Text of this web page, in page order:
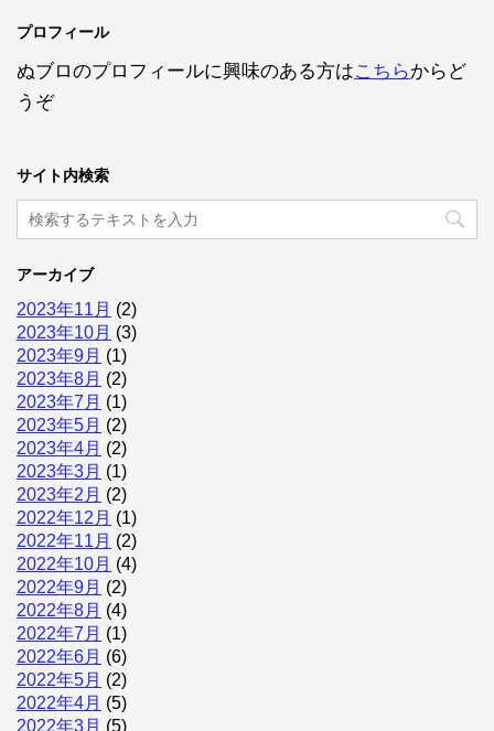
プロフィール
ぬブロのプロフィールに興味のある方はこちらからど
うぞ
サイト内検索
アーカイブ
2023年11月 (2)
2023年10月 (3)
2023年9月 (1)
2023年8月 (2)
2023年7月 (1)
2023年5月 (2)
2023年4月 (2)
2023年3月 (1)
2023年2月 (2)
2022年12月 (1)
2022年11月 (2)
2022年10月 (4)
2022年9月 (2)
2022年8月 (4)
2022年7月 (1)
2022年6月 (6)
2022年5月 (2)
2022年4月 (5)
2022年3月 (5)